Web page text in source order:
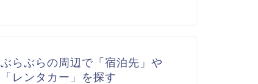
ぶらぶらの周辺で「宿泊先」や
「レンタカー」を探す